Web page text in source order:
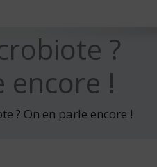
?
encore !
? On en parle encore !